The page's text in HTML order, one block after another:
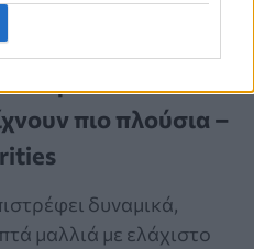
πιο πλούσια –
δυναμικά,
μαλλιά με ελάχιστο